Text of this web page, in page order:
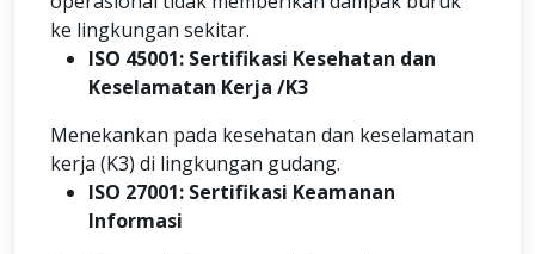
ke lingkungan sekitar.
ISO 45001: Sertifikasi Kesehatan dan
Keselamatan Kerja /K3
Menekankan pada kesehatan dan keselamatan
kerja (K3) di lingkungan gudang.
ISO 27001: Sertifikasi Keamanan
Informasi